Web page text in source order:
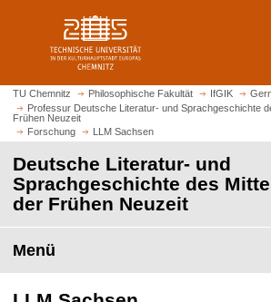
m
p
t
s
e
t
e
a
u
f
TU Chemnitz Philosophische Fakultät IfGIK
Professur Deutsche Literatur- und Sprachgeschichte
Frühen Neuzeit
Forschung
LLM Sachsen
Deutsche Literatur- und
Sprachgeschichte des
der Frühen Neuzeit
Menü